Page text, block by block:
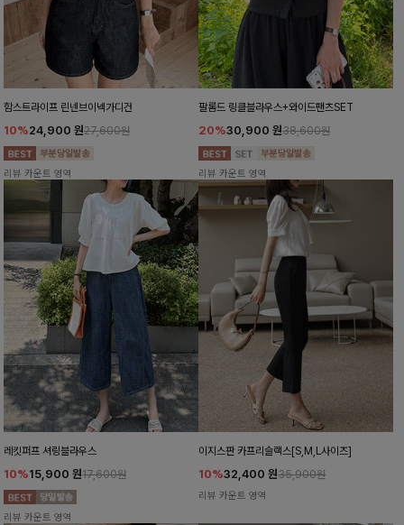
함스트라이프 린넨브이넥가디건
10%24,900 원27,600원
리뷰 카운트 영역
팔롬드 링클블라우스+와이드팬츠SET
20%30,900 원38,600원
리뷰 카운트 영역
레킷퍼프 셔링블라우스
10%15,900 원17,600원
리뷰 카운트 영역
이지스판 카프리슬랙스[S,M,L사이즈]
10%32,400 원35,900원
리뷰 카운트 영역